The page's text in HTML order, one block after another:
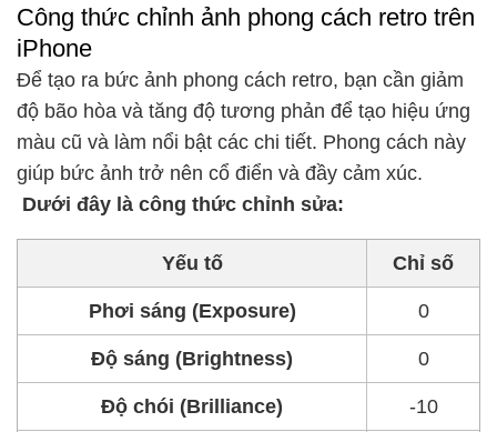
Công thức chỉnh ảnh phong cách retro trên
iPhone
Để tạo ra bức ảnh phong cách retro, bạn cần giảm
độ bão hòa và tăng độ tương phản để tạo hiệu ứng
màu cũ và làm nổi bật các chi tiết. Phong cách này
giúp bức ảnh trở nên cổ điển và đầy cảm xúc.
Dưới đây là công thức chỉnh sửa:
Yếu tố Chỉ số
Phơi sáng (Exposure) 0
Độ sáng (Brightness) 0
Độ chói (Brilliance) -10